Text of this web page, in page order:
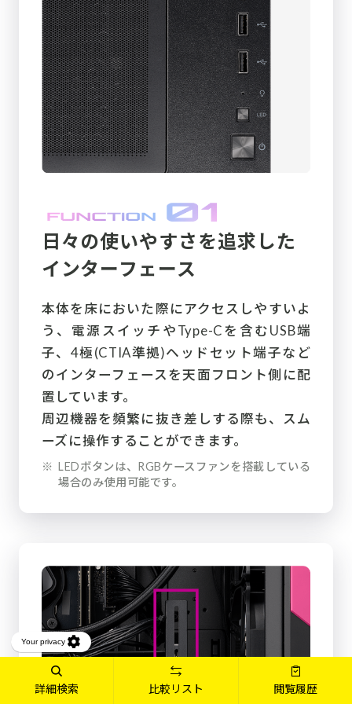
日々の使いやすさを追求した
インターフェース
本体を床においた際にアクセスしやすいよ
う、電源スイッチやType-Cを含むUSB端
子、4極(CTIA準拠)ヘッドセット端子など
のインターフェースを天面フロント側に配
置しています。
周辺機器を頻繁に抜き差しする際も、スム
ーズに操作することができます。
※ LEDボタンは、RGBケースファンを搭載している
場合のみ使用可能です。
詳細検索 比較リスト 閲覧履歴